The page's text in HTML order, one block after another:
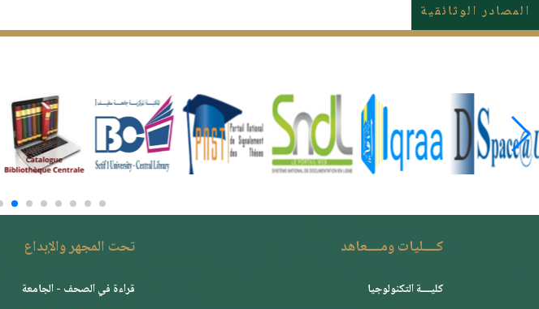
المصادر الوثائقية
كــــليات ومــــعاهد
كليــــة التكنولوجيا
تحت المجهر والإبداع
قراءة في الصحف - الجامعة